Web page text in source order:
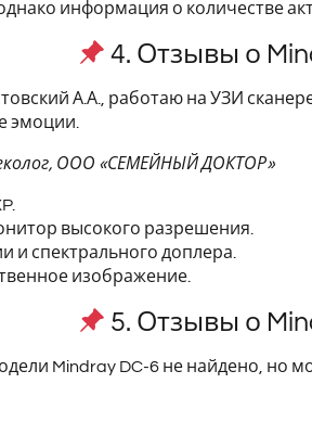
информация о количестве
4. Отзывы о
А.А., работаю на УЗИ
эмоции.
ООО «СЕМЕЙНЫЙ ДОКТОР»
высокого разрешения.
и спектрального доплера.
изображение.
5. Отзывы о
Mindray DC-6 не найдено, но